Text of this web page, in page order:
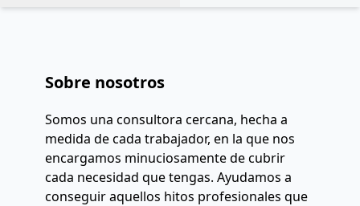
Sobre nosotros
Somos una consultora cercana, hecha a
medida de cada trabajador, en la que nos
encargamos minuciosamente de cubrir
cada necesidad que tengas. Ayudamos a
conseguir aquellos hitos profesionales que